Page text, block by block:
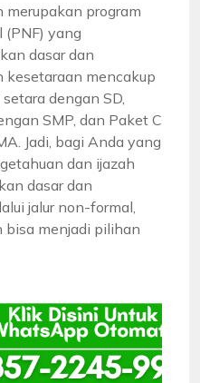
program
yang
dasar dan
kesetaraan mencakup
dengan SD,
SMP, dan Paket C
Jadi, bagi Anda yang
dan ijazah
dasar dan
jalur non-formal,
bisa menjadi pilihan